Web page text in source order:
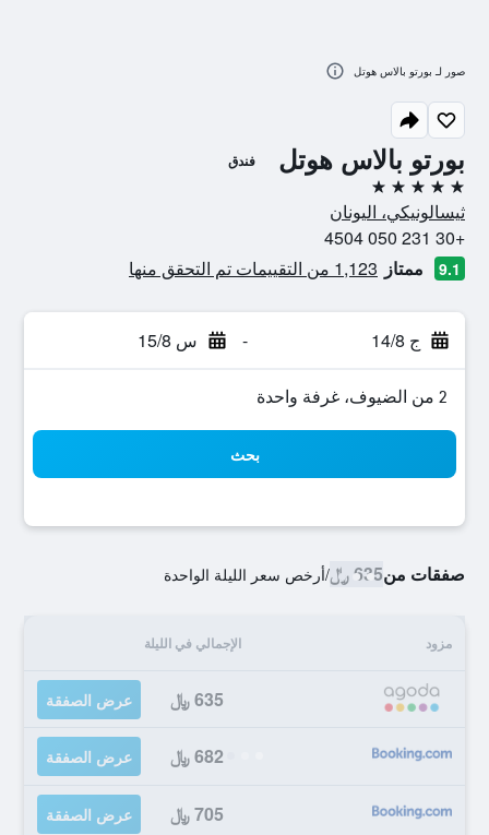
بورتو بالاس هوتل فندق
5 نجوم
ثيسالونيكي، اليونان
+30 231 050 4504
9.1 ممتاز 1,123 من التقييمات تم التحقق منها
ج 14/8 - س 15/8
2 من الضيوف، غرفة واحدة
بحث
صفقات من635 ﷼ /أرخص سعر الليلة الواحدة
مزود الإجمالي في الليلة
635 ﷼ عرض الصفقة
682 ﷼ عرض الصفقة
705 ﷼ عرض الصفقة
صور لـ بورتو بالاس هوتل